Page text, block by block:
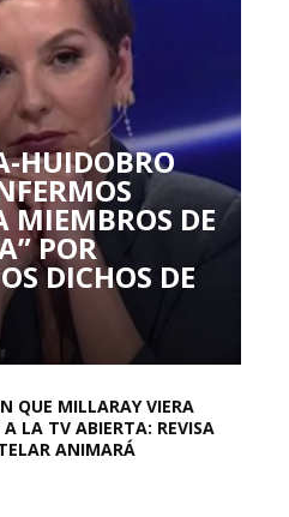
HUIDOBRO
MIEMBROS DE
POR
DICHOS DE
QUE MILLARAY VIERA
A LA TV ABIERTA: REVISA
ANIMARÁ